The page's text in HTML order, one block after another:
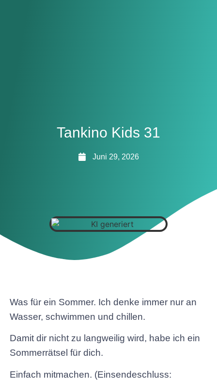
Tankino Kids 31
Juni 29, 2026
Was für ein Sommer. Ich denke immer nur an
Wasser, schwimmen und chillen.
Damit dir nicht zu langweilig wird, habe ich ein
Sommerrätsel für dich.
Einfach mitmachen. (Einsendeschluss: